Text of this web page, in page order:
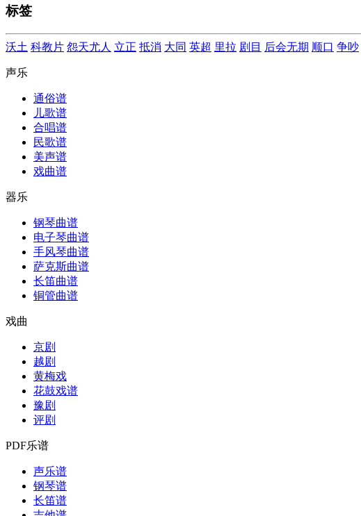
标签
沃土 科教片 怨天尤人 立正 抵消 大同 英超 里拉 剧目 后会无期 顺口 争吵
声乐
通俗谱
儿歌谱
合唱谱
民歌谱
美声谱
戏曲谱
器乐
钢琴曲谱
电子琴曲谱
手风琴曲谱
萨克斯曲谱
长笛曲谱
铜管曲谱
戏曲
京剧
越剧
黄梅戏
花鼓戏谱
豫剧
评剧
PDF乐谱
声乐谱
钢琴谱
长笛谱